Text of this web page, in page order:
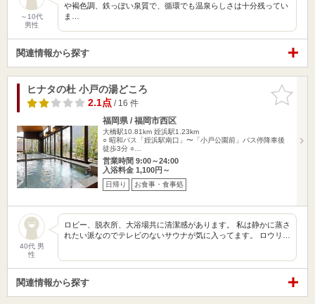
～10代
男性
や褐色調、鉄っぽい泉質で、循環でも温泉らしさは十分残ってい
ま…
関連情報から探す
お気に入
りに追加
ヒナタの杜 小戸の湯どころ
2.1点/ 16 件
福岡県 / 福岡市西区
大橋駅10.81km 姪浜駅1.23km
○ 昭和バス「姪浜駅南口」〜「小戸公園前」バス停降車後
徒歩3分 ○…
営業時間 9:00～24:00
入浴料金 1,100円～
日帰り お食事・食事処
40代 男
性
ロビー、脱衣所、大浴場共に清潔感があります。 私は静かに蒸さ
れたい派なのでテレビのないサウナが気に入ってます。 ロウリ…
関連情報から探す